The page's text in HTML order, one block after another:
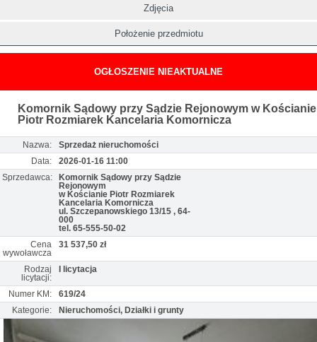
Zdjęcia
Położenie przedmiotu
OGŁOSZENIE NIEAKTUALNE
Komornik Sądowy przy Sądzie Rejonowym w Kościanie
Piotr Rozmiarek Kancelaria Komornicza
Nazwa:
Sprzedaż nieruchomości
Data:
2026-01-16 11:00
Sprzedawca:
Komornik Sądowy przy Sądzie
Rejonowym
w Kościanie Piotr Rozmiarek
Kancelaria Komornicza
ul. Szczepanowskiego 13/15 , 64-
000
tel. 65-555-50-02
Cena
wywoławcza
31 537,50 zł
Rodzaj
licytacji:
I licytacja
Numer KM:
619/24
Kategorie:
Nieruchomości, Działki i grunty